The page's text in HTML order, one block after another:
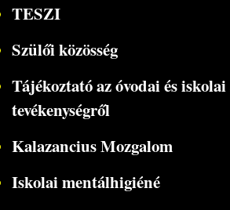
TESZI
Szülői közösség
Tájékoztató az óvodai és
tevékenységről
Kalazancius Mozgalom
Iskolai mentálhigiéné